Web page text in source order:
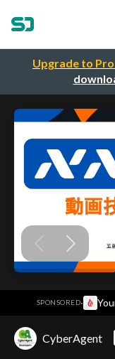
Upgrade to Pro
SPONSORED·
CyberAgent